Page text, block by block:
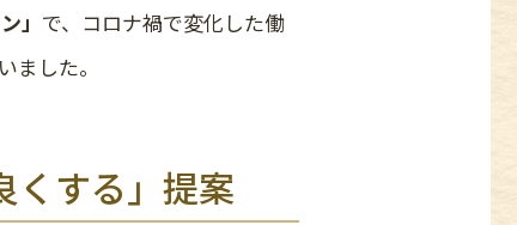
」 で、コロナ禍で変化した働
した。
くする」提案